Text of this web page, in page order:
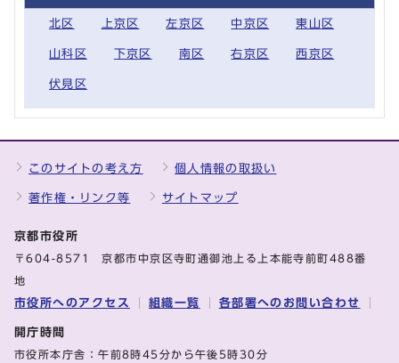
北区 上京区 左京区 中京区 東山区
山科区 下京区 南区 右京区 西京区
伏見区
このサイトの考え方 個人情報の取扱い
著作権・リンク等 サイトマップ
京都市役所
〒604-8571 京都市中京区寺町通御池上る上本能寺前町488番
地
市役所へのアクセス 組織一覧 各部署へのお問い合わせ
開庁時間
市役所本庁舎：午前8時45分から午後5時30分